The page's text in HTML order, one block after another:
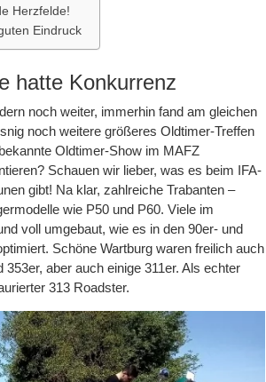
Herzfelde!
Eindruck
hatte Konkurrenz
noch weiter, immerhin fand am gleichen
noch weitere größeres Oldtimer-Treffen
Oldtimer-Show im MAFZ
Schauen wir lieber, was es beim IFA-
gibt! Na klar, zahlreiche Trabanten –
wie P50 und P60. Viele im
voll umgebaut, wie es in den 90er- und
Schöne Wartburg waren freilich auch
aber auch einige 311er. Als echter
313 Roadster.